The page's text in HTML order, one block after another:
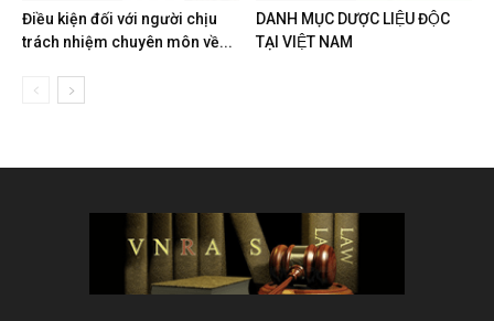
Điều kiện đối với người chịu
trách nhiệm chuyên môn về...
DANH MỤC DƯỢC LIỆU ĐỘC
TẠI VIỆT NAM